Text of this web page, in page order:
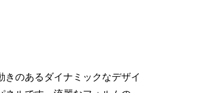
のあるダイナミックなデザイ